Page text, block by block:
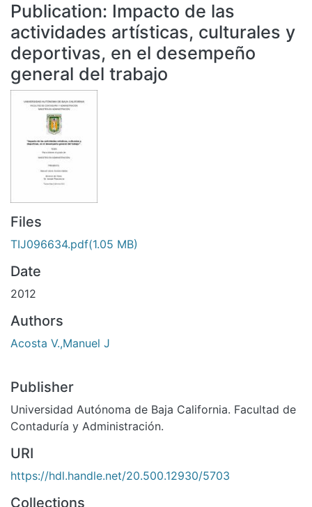
All of DSpace
Statistics
Bibliotecas
Publication: Impacto de las
actividades artísticas, culturales y
deportivas, en el desempeño
general del trabajo
Files
TIJ096634.pdf(1.05 MB)
Date
2012
Authors
Acosta V.,Manuel J
Publisher
Universidad Autónoma de Baja California. Facultad de
Contaduría y Administración.
URI
https://hdl.handle.net/20.500.12930/5703
Collections